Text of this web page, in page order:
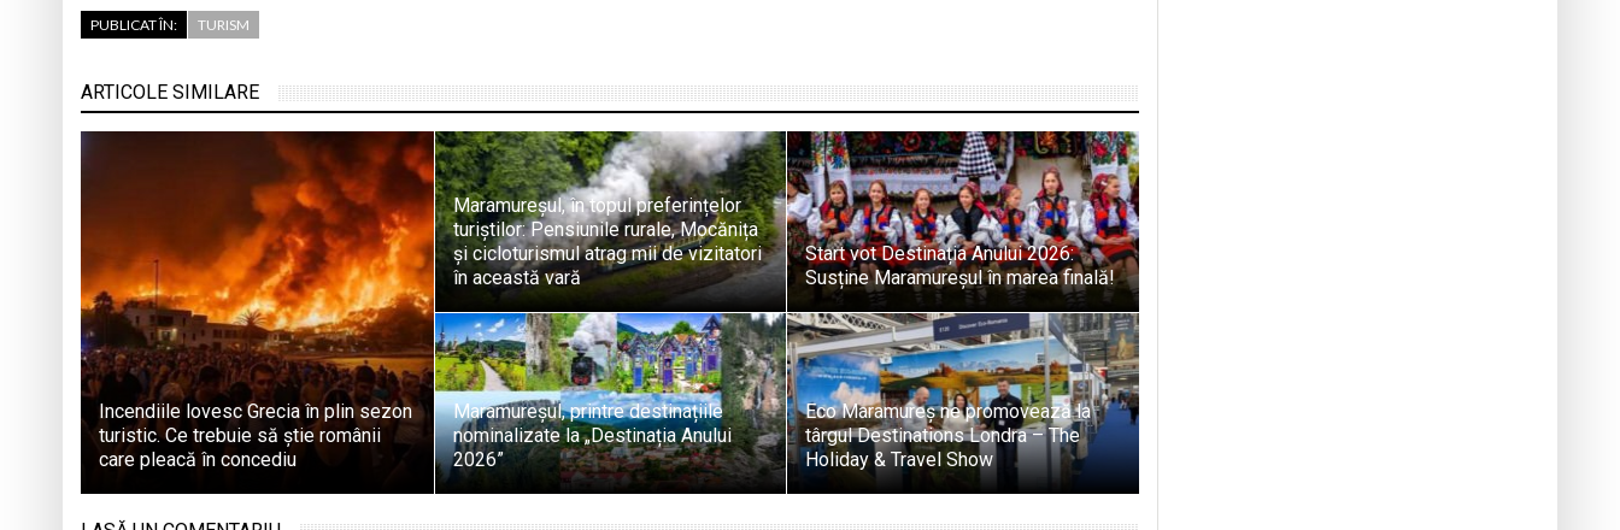
PUBLICAT ÎN: TURISM
ARTICOLE SIMILARE
Incendiile lovesc Grecia în plin sezon
turistic. Ce trebuie să știe românii
care pleacă în concediu
Maramureșul, în topul preferințelor
turiștilor: Pensiunile rurale, Mocănița
și cicloturismul atrag mii de vizitatori
în această vară
Start vot Destinația Anului 2026:
Susține Maramureșul în marea finală!
Maramureșul, printre destinațiile
nominalizate la „Destinația Anului
2026”
Eco Maramureș ne promovează la
târgul Destinations Londra – The
Holiday & Travel Show